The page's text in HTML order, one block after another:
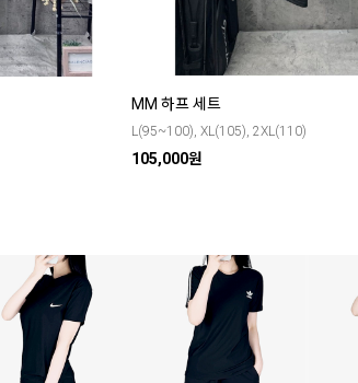
MM 하프 세트
L(95~100), XL(105), 2XL(110)
105,000원